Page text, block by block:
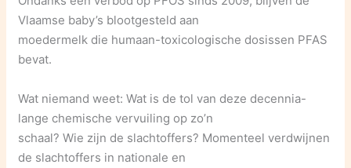
Vlaamse baby’s blootgesteld aan
moedermelk die humaan-toxicologische dosissen PFAS
bevat.
Wat niemand weet: Wat is de tol van deze decennia-
lange chemische vervuiling op zo’n
schaal? Wie zijn de slachtoffers? Momenteel verdwijnen
de slachtoffers in nationale en